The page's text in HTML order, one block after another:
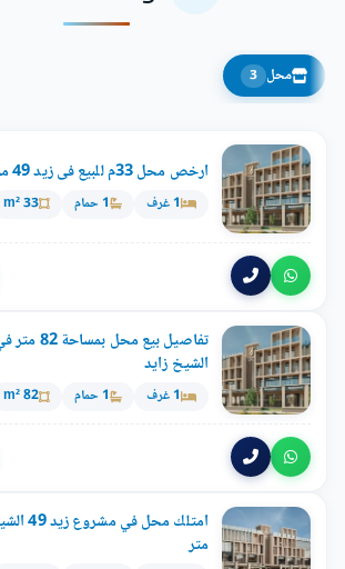
محل 3
ارخص محل 33م للبيع فى زيد 49 مول الشيخ زايد
1 غرف 1 حمام 33 m²
الشيخ زايد
1 غرف 1 حمام 82 m²
متر